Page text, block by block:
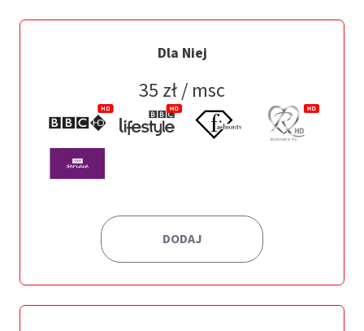
Dla Niej
35 zł / msc
DODAJ